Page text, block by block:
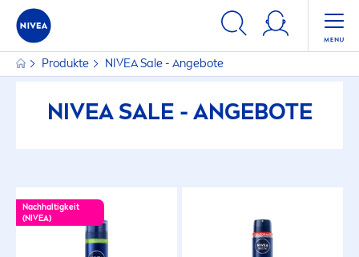
Produkte NIVEASale - Angebote
NIVEASALE - ANGEBOTE
Nachhaltigkeit
(NIVEA)